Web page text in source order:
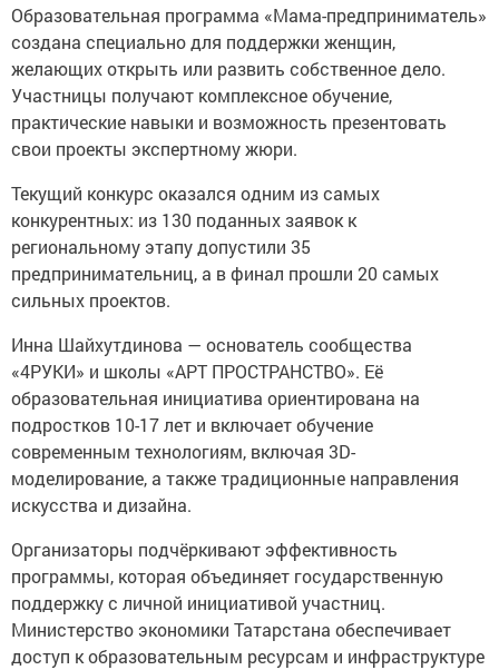
Образовательная программа «Мама-предприниматель»
создана специально для поддержки женщин,
желающих открыть или развить собственное дело.
Участницы получают комплексное обучение,
практические навыки и возможность презентовать
свои проекты экспертному жюри.
Текущий конкурс оказался одним из самых
конкурентных: из 130 поданных заявок к
региональному этапу допустили 35
предпринимательниц, а в финал прошли 20 самых
сильных проектов.
Инна Шайхутдинова — основатель сообщества
«4РУКИ» и школы «АРТ ПРОСТРАНСТВО». Её
образовательная инициатива ориентирована на
подростков 10-17 лет и включает обучение
современным технологиям, включая 3D-
моделирование, а также традиционные направления
искусства и дизайна.
Организаторы подчёркивают эффективность
программы, которая объединяет государственную
поддержку с личной инициативой участниц.
Министерство экономики Татарстана обеспечивает
доступ к образовательным ресурсам и инфраструктуре